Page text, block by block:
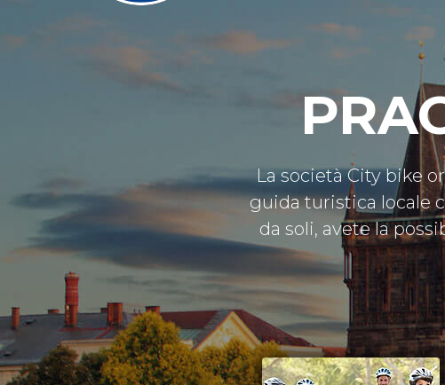
La società City bike
guida turistica locale
da soli, avete la